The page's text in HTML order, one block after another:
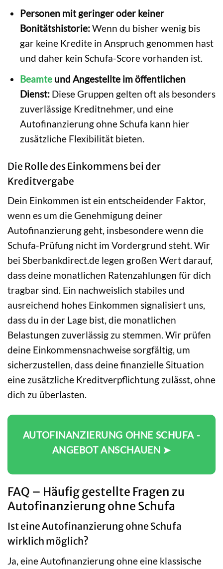
Personen mit geringer oder keiner
Bonitätshistorie:Wenn du bisher wenig bis
gar keine Kredite in Anspruch genommen hast
und daher kein Schufa-Score vorhanden ist.
Beamteund Angestellte im öffentlichen
Dienst:Diese Gruppen gelten oft als besonders
zuverlässige Kreditnehmer, und eine
Autofinanzierung ohne Schufa kann hier
zusätzliche Flexibilität bieten.
Die Rolle des Einkommens bei der
Kreditvergabe
Dein Einkommen ist ein entscheidender Faktor,
wenn es um die Genehmigung deiner
Autofinanzierung geht, insbesondere wenn die
Schufa-Prüfung nicht im Vordergrund steht. Wir
bei Sberbankdirect.de legen großen Wert darauf,
dass deine monatlichen Ratenzahlungen für dich
tragbar sind. Ein nachweislich stabiles und
ausreichend hohes Einkommen signalisiert uns,
dass du in der Lage bist, die monatlichen
Belastungen zuverlässig zu stemmen. Wir prüfen
deine Einkommensnachweise sorgfältig, um
sicherzustellen, dass deine finanzielle Situation
eine zusätzliche Kreditverpflichtung zulässt, ohne
dich zu überlasten.
AUTOFINANZIERUNG OHNE SCHUFA -
ANGEBOT ANSCHAUEN ➤
FAQ – Häufig gestellte Fragen zu
Autofinanzierung ohne Schufa
Ist eine Autofinanzierung ohne Schufa
wirklich möglich?
Ja, eine Autofinanzierung ohne eine klassische